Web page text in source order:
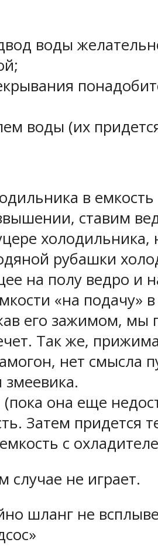
воды
воды (их
в
ставим
холодильника,
рубашки
на полу ведро и
«на подачу»
его зажимом, мы
Так же,
нет смысла
она еще
Затем придется
с
не играет.
шланг не